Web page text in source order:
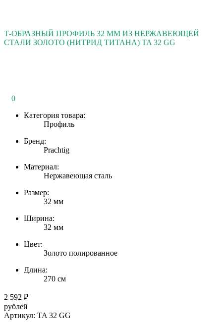
Т-ОБРАЗНЫЙ ПРОФИЛЬ 32 ММ ИЗ НЕРЖАВЕЮЩЕЙ
СТАЛИ ЗОЛОТО (НИТРИД ТИТАНА) TA 32 GG
0
Категория товара:
Профиль
Бренд:
Prachtig
Материал:
Нержавеющая сталь
Размер:
32 мм
Ширина:
32 мм
Цвет:
Золото полированное
Длина:
270 см
2 592 ₽
рублей
Артикул: TA 32 GG